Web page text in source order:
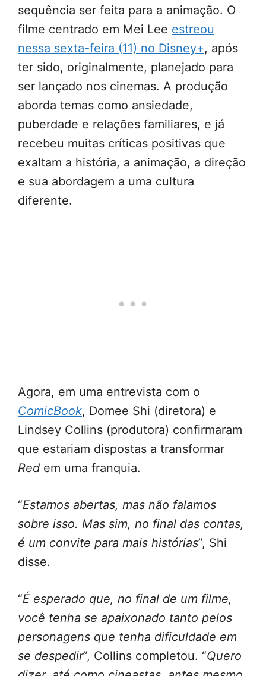
sequência ser feita para a animação. O
filme centrado em Mei Lee estreou
nessa sexta-feira (11) no Disney+, após
ter sido, originalmente, planejado para
ser lançado nos cinemas. A produção
aborda temas como ansiedade,
puberdade e relações familiares, e já
recebeu muitas críticas positivas que
exaltam a história, a animação, a direção
e sua abordagem a uma cultura
diferente.
Agora, em uma entrevista com o
ComicBook, Domee Shi (diretora) e
Lindsey Collins (produtora) confirmaram
que estariam dispostas a transformar
Red em uma franquia.
“Estamos abertas, mas não falamos
sobre isso. Mas sim, no final das contas,
é um convite para mais histórias”, Shi
disse.
“É esperado que, no final de um filme,
você tenha se apaixonado tanto pelos
personagens que tenha dificuldade em
se despedir”, Collins completou. “Quero